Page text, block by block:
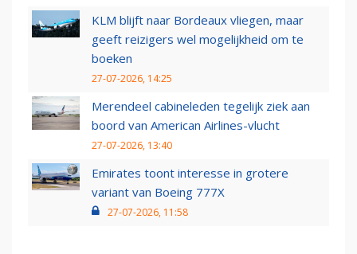
KLM blijft naar Bordeaux vliegen, maar
geeft reizigers wel mogelijkheid om te
boeken
27-07-2026, 14:25
Merendeel cabineleden tegelijk ziek aan
boord van American Airlines-vlucht
27-07-2026, 13:40
Emirates toont interesse in grotere
variant van Boeing 777X
27-07-2026, 11:58